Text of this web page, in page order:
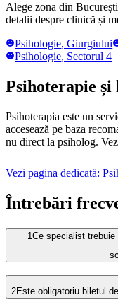
Alege zona din
detalii despre clinică și
Psihologie,Giurgiului
Psihologie, Sectorul 4
Psihoterapie și
Psihoterapia este un
accesează pe baza
nu direct la psiholog.
Vezi pagina dedicată:
Întrebări
1 Ce specialist
2Este obligatoriu biletul